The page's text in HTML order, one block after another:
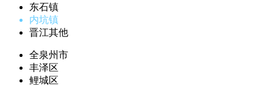
东石镇
内坑镇
晋江其他
全泉州市
丰泽区
鲤城区